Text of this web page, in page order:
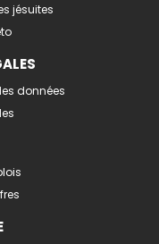
jésuites
données